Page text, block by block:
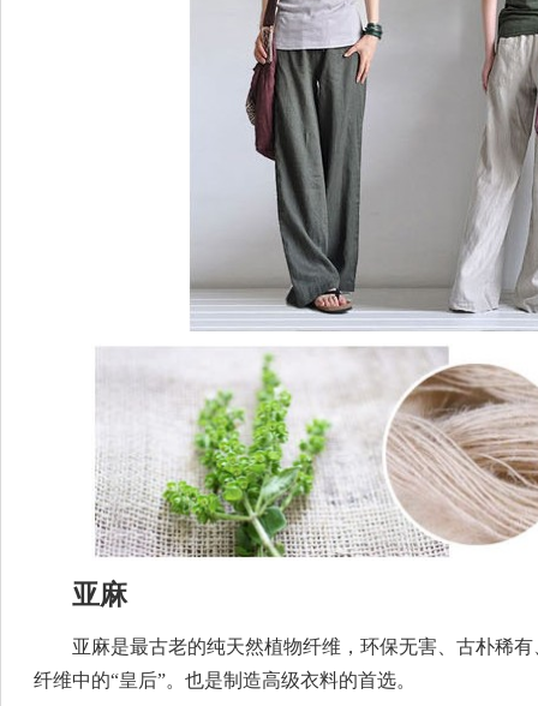
亚麻
亚麻是最古老的纯天然植物纤维，环保无害、古朴稀
纤维中的“皇后”。也是制造高级衣料的首选。